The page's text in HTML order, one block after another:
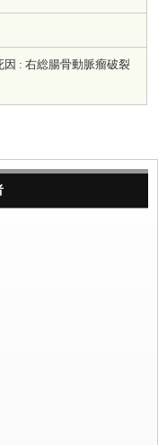
因 : 右総腸骨動脈瘤破裂